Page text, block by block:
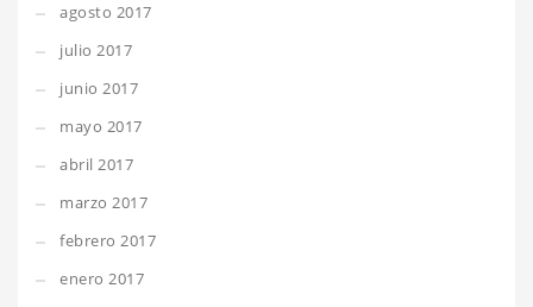
agosto 2017
julio 2017
junio 2017
mayo 2017
abril 2017
marzo 2017
febrero 2017
enero 2017